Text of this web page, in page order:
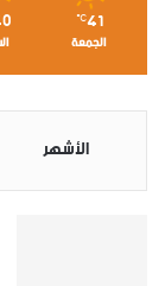
41
℃
الجمعة
الأشهر